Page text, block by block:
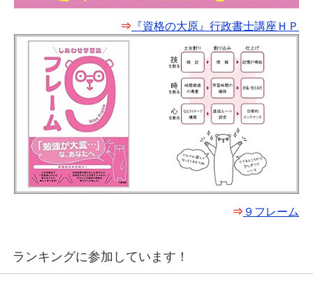
⇒ 『資格の大原』行政書士講座ＨＰ
⇒ ９フレーム
ランキングに参加しています！